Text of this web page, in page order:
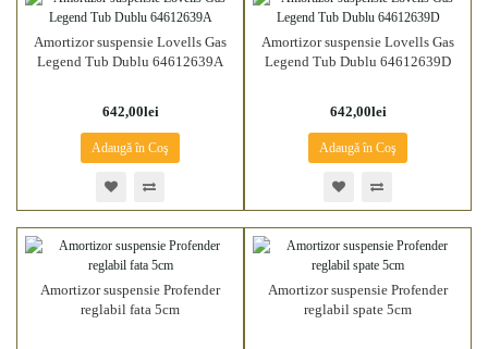
Amortizor suspensie Lovells Gas
Legend Tub Dublu 64612639A
642,00lei
Adaugă în Coş
Amortizor suspensie Lovells Gas
Legend Tub Dublu 64612639D
642,00lei
Adaugă în Coş
Amortizor suspensie Profender
reglabil fata 5cm
Amortizor suspensie Profender
reglabil spate 5cm